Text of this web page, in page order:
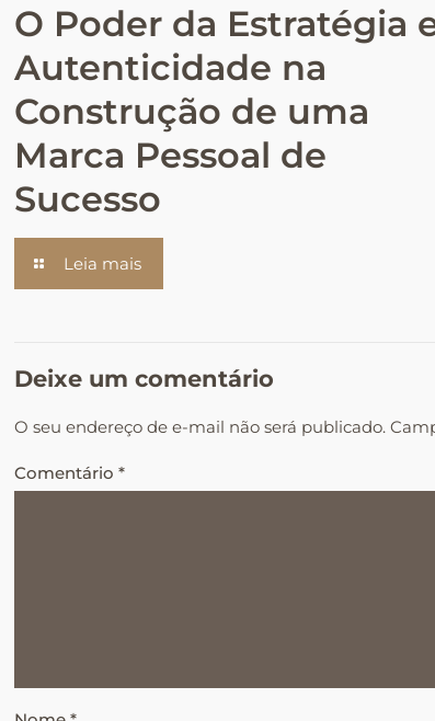
O Poder da Estratégia
Autenticidade na
Construção de uma
Marca Pessoal de
Sucesso
Leia mais
Deixe um comentário
O seu endereço de e-mail não será publicado.
Comentário*